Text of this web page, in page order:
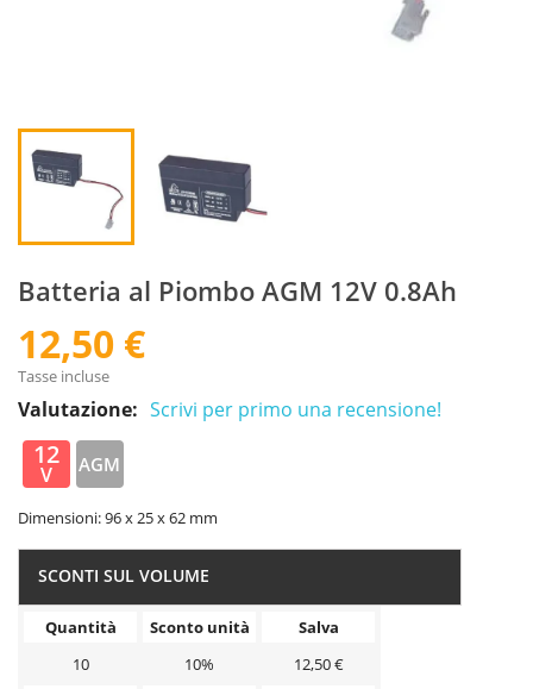
Batteria al Piombo AGM 12V 0.8Ah
12,50 €
Tasse incluse
Valutazione: Scrivi per primo una recensione!
12
V AGM
Dimensioni: 96 x 25 x 62 mm
SCONTI SUL VOLUME
Quantità Sconto unità
Salva
10
10%
12,50 €